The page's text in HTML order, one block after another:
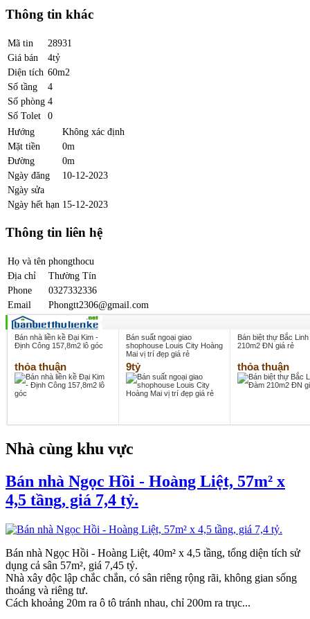
Thông tin khác
Mã tin
28931
Giá bán
4tỷ
Diện tích 60m2
Số tầng
4
Số phòng 4
Số Tolet
0
Hướng
Không xác định
Mặt tiền
0m
Đường
0m
Ngày đăng
10-12-2023
Ngày sửa
Ngày hết hạn 15-12-2023
Thông tin liên hệ
Họ và tên phongthocu
Địa chỉ
Thường Tín
Phone
0327332336
Email
Phongtt2306@gmail.com
Bán nhà liền kề Đại Kim -
Định Công 157,8m2 lô góc
thỏa thuận
Bán suất ngoại giao
shophouse Louis City Hoàng
Mai vị trí đẹp giá rẻ
9tỷ
Bán biệt thự Bắc
210m2 ĐN giá rẻ
thỏa thuận
Nhà cùng khu vực
Bán nhà Ngọc Hồi - Hoàng Liệt, 57m² x
4,5 tầng, giá 7,4 tỷ.
Bán nhà Ngọc Hồi - Hoàng Liệt, 40m² x 4,5 tầng, tổng diện tích sử
dụng cả sân 57m², giá 7,45 tỷ.
Nhà xây độc lập chắc chắn, có sân riêng rộng rãi, không gian sống
thoáng và riêng tư.
Cách khoảng 20m ra ô tô tránh nhau, chỉ 200m ra trục...